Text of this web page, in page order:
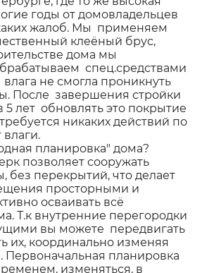
годы от домовладельцев
жалоб. Мы применяем
клеёный брус,
дома мы
спец.средствами
не смогла проникнуть
После завершения стройки
5 лет обновлять это покрытие
никаких действий по
планировка" дома?
позволяет сооружать
без перекрытий, что делает
просторными и
осваивать всё
Т.к внутренние перегородки
вы можете передвигать
их, координально изменяя
Первоначальная планировка
изменяться, в